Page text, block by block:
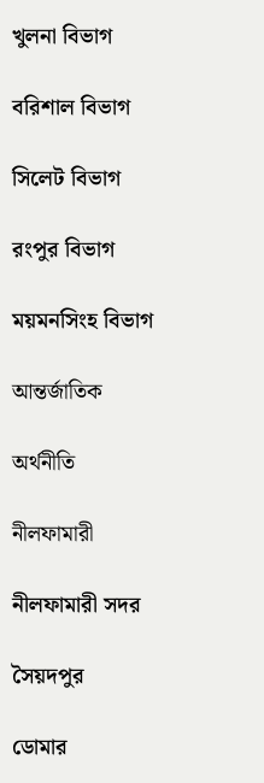
খুলনা বিভাগ
বরিশাল বিভাগ
সিলেট বিভাগ
রংপুর বিভাগ
ময়মনসিংহ বিভাগ
আন্তর্জাতিক
অর্থনীতি
নীলফামারী
নীলফামারী সদর
সৈয়দপুর
ডোমার